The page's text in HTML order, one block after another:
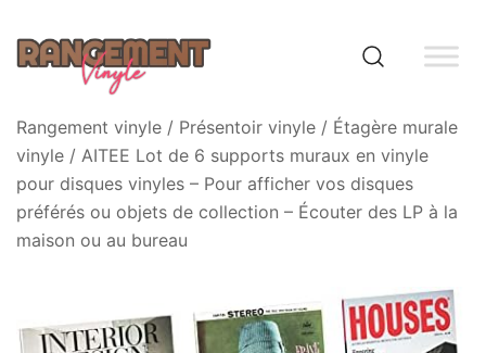
content
Rangement vinyle
Rangement vinyle / Présentoir vinyle / Étagère murale
vinyle / AITEE Lot de 6 supports muraux en vinyle
pour disques vinyles – Pour afficher vos disques
préférés ou objets de collection – Écouter des LP à la
maison ou au bureau